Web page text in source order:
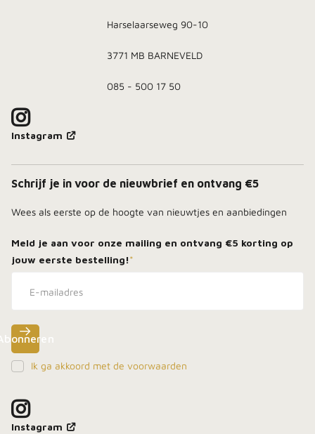
Harselaarseweg 90-10
3771 MB BARNEVELD
085 - 500 17 50
Instagram
Schrijf je in voor de nieuwbrief en ontvang €5
Wees als eerste op de hoogte van nieuwtjes en aanbiedingen
Meld je aan voor onze mailing en ontvang €5 korting op
jouw eerste bestelling!*
Ik ga akkoord met de voorwaarden
Instagram
Meld je aan, blijf dicht bij het vuur en ontdek als
eerste onze beste deals in je inbox.